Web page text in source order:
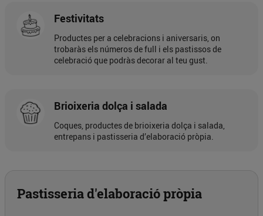
Festivitats
Productes per a celebracions i aniversaris, on
trobaràs els números de full i els pastissos de
celebració que podràs decorar al teu gust.
Brioixeria dolça i salada
Coques, productes de brioixeria dolça i salada,
entrepans i pastisseria d’elaboració pròpia.
Pastisseria d'elaboració pròpia